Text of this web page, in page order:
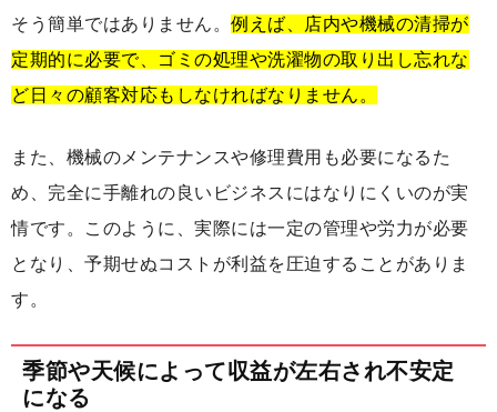
そう簡単ではありません。 例えば、店内や機械の清掃が
定期的に必要で、ゴミの処理や洗濯物の取り出し忘れな
ど日々の顧客対応もしなければなりません。
また、機械のメンテナンスや修理費用も必要になるた
め、完全に手離れの良いビジネスにはなりにくいのが実
情です。このように、実際には一定の管理や労力が必要
となり、予期せぬコストが利益を圧迫することがありま
す。
季節や天候によって収益が左右され不安定
になる